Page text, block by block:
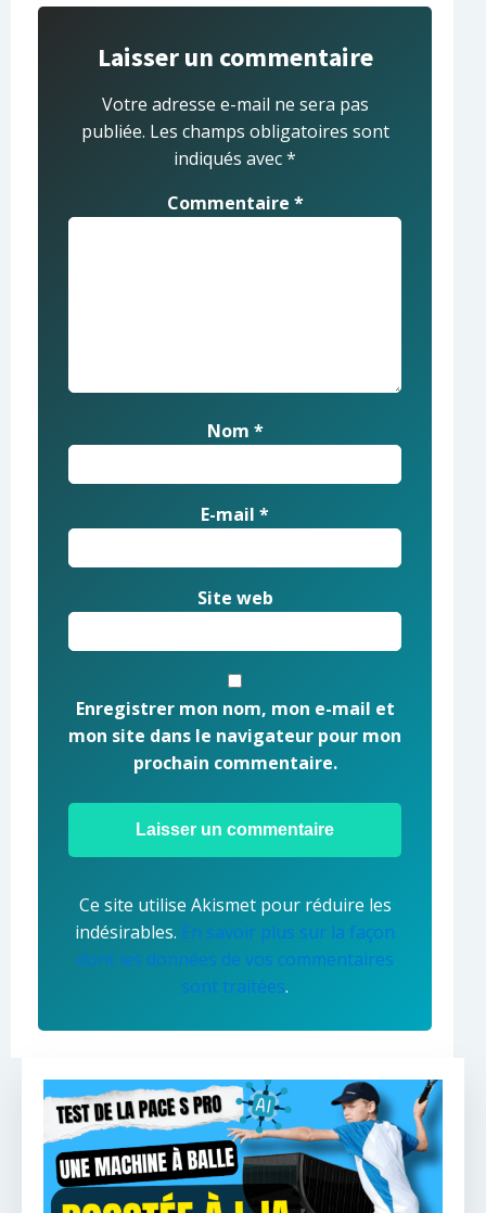
Laisser un commentaire
Votre adresse e-mail ne sera pas
publiée. Les champs obligatoires sont
indiqués avec*
Commentaire *
Nom *
E-mail *
Site web
Enregistrer mon nom, mon e-mail et
mon site dans le navigateur pour mon
prochain commentaire.
Ce site utilise Akismet pour réduire les
indésirables. En savoir plus sur la façon
dont les données de vos commentaires
sont traitées.